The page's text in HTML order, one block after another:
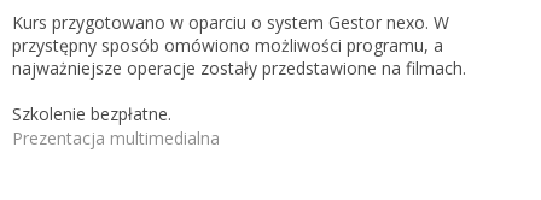
Zarejestruj
Kurs przygotowano w oparciu o system Gestor nexo. W
przystępny sposób omówiono możliwości programu, a
najważniejsze operacje zostały przedstawione na filmach.
Szkolenie bezpłatne.
Prezentacja multimedialna